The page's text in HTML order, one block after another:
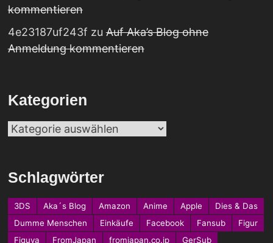
kommentieren
4e23187uf243f zuAuf Aka’s Blog ohne
Anmeldung kommentieren
Kategorien
Kategorien
Schlagwörter
3DS Aka´s Blog Amazon Anime Apple
Dies & Das
Dumme Menschen
Einkäufe Facebook Fansub
Figur
Figuya
FromJapan fromjapan.co.jp GerSub